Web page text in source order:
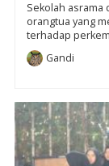
Sekolah asrama
orangtua yang
terhadap
Gandi